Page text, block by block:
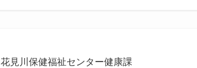
花見川保健福祉センター健康課